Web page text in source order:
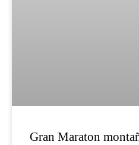
Gran Maraton